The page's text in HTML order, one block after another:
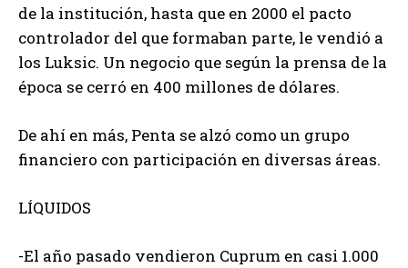
de la institución, hasta que en 2000 el pacto
controlador del que formaban parte, le vendió a
los Luksic. Un negocio que según la prensa de la
época se cerró en 400 millones de dólares.
De ahí en más, Penta se alzó como un grupo
financiero con participación en diversas áreas.
LÍQUIDOS
-El año pasado vendieron Cuprum en casi 1.000